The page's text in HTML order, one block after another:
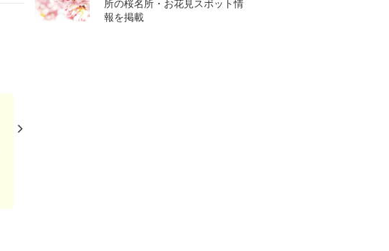
所の桜名所・お花見スポット情
報を掲載